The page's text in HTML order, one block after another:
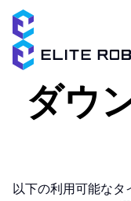
ダウ
以下の利用可能なタ